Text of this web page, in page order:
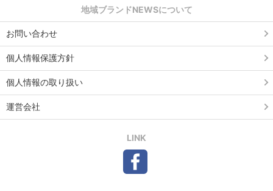
地域ブランドNEWSについて
お問い合わせ
個人情報保護方針
個人情報の取り扱い
運営会社
LINK